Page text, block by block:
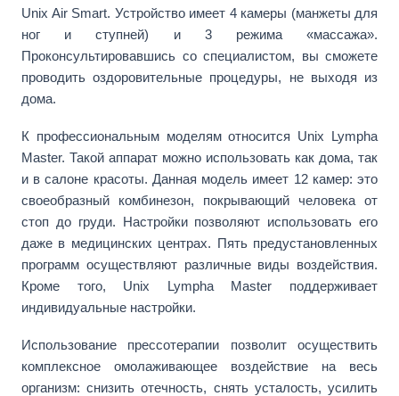
Unix Air Smart. Устройство имеет 4 камеры (манжеты для
ног и ступней) и 3 режима «массажа».
Проконсультировавшись со специалистом, вы сможете
проводить оздоровительные процедуры, не выходя из
дома.
К профессиональным моделям относится Unix Lympha
Master. Такой аппарат можно использовать как дома, так
и в салоне красоты. Данная модель имеет 12 камер: это
своеобразный комбинезон, покрывающий человека от
стоп до груди. Настройки позволяют использовать его
даже в медицинских центрах. Пять предустановленных
программ осуществляют различные виды воздействия.
Кроме того, Unix Lympha Master поддерживает
индивидуальные настройки.
Использование прессотерапии позволит осуществить
комплексное омолаживающее воздействие на весь
организм: снизить отечность, снять усталость, усилить